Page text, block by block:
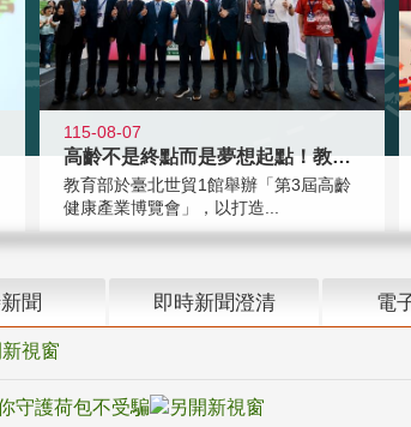
115-08-07
高齡不是終點而是夢想起點！教育部打
教育部於臺北世貿1館舉辦「第3屆高齡
健康產業博覽會」，以打造...
聞 即時新聞澄清 電
守護荷包不受騙